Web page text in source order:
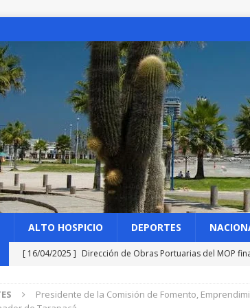
ALTO HOSPICIO DEPORTES
[ 16/04/2025 ] Dirección de Obras Portuarias del MOP
[ 16/04/2025 ] Aranceles: Chile tuvo diálogo «directo y
Presidente de la Comisión de Fomento,